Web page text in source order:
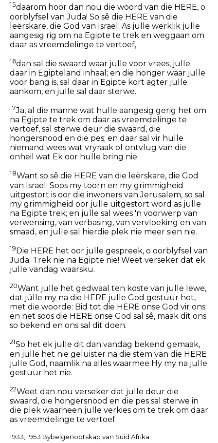
15daarom hoor dan nou die woord van die HERE, o
oorblyfsel van Juda! So sê die HERE van die
leërskare, die God van Israel: As julle werklik julle
aangesig rig om na Egipte te trek en weggaan om
daar as vreemdelinge te vertoef,
16dan sal die swaard waar julle voor vrees, julle
daar in Egipteland inhaal; en die honger waar julle
voor bang is, sal daar in Egipte kort agter julle
aankom, en julle sal daar sterwe.
17Ja, al die manne wat hulle aangesig gerig het om
na Egipte te trek om daar as vreemdelinge te
vertoef, sal sterwe deur die swaard, die
hongersnood en die pes; en daar sal vir hulle
niemand wees wat vryraak of ontvlug van die
onheil wat Ek oor hulle bring nie.
18Want so sê die HERE van die leërskare, die God
van Israel: Soos my toorn en my grimmigheid
uitgestort is oor die inwoners van Jerusalem, so sal
my grimmigheid oor julle uitgestort word as julle
na Egipte trek; en julle sal wees 'n voorwerp van
verwensing, van verbasing, van vervloeking en van
smaad, en julle sal hierdie plek nie meer sien nie.
19Die HERE het oor julle gespreek, o oorblyfsel van
Juda: Trek nie na Egipte nie! Weet verseker dat ek
julle vandag waarsku.
20Want julle het gedwaal ten koste van julle lewe,
dat júlle my na die HERE julle God gestuur het,
met die woorde: Bid tot die HERE onse God vir ons;
en net soos die HERE onse God sal sê, maak dit ons
so bekend en ons sal dit doen.
21So het ek julle dit dan vandag bekend gemaak,
en julle het nie geluister na die stem van die HERE
julle God, naamlik na alles waarmee Hy my na julle
gestuur het nie.
22Weet dan nou verseker dat julle deur die
swaard, die hongersnood en die pes sal sterwe in
die plek waarheen julle verkies om te trek om daar
as vreemdelinge te vertoef.
1933, 1953 Bybelgenootskap van Suid Afrika.